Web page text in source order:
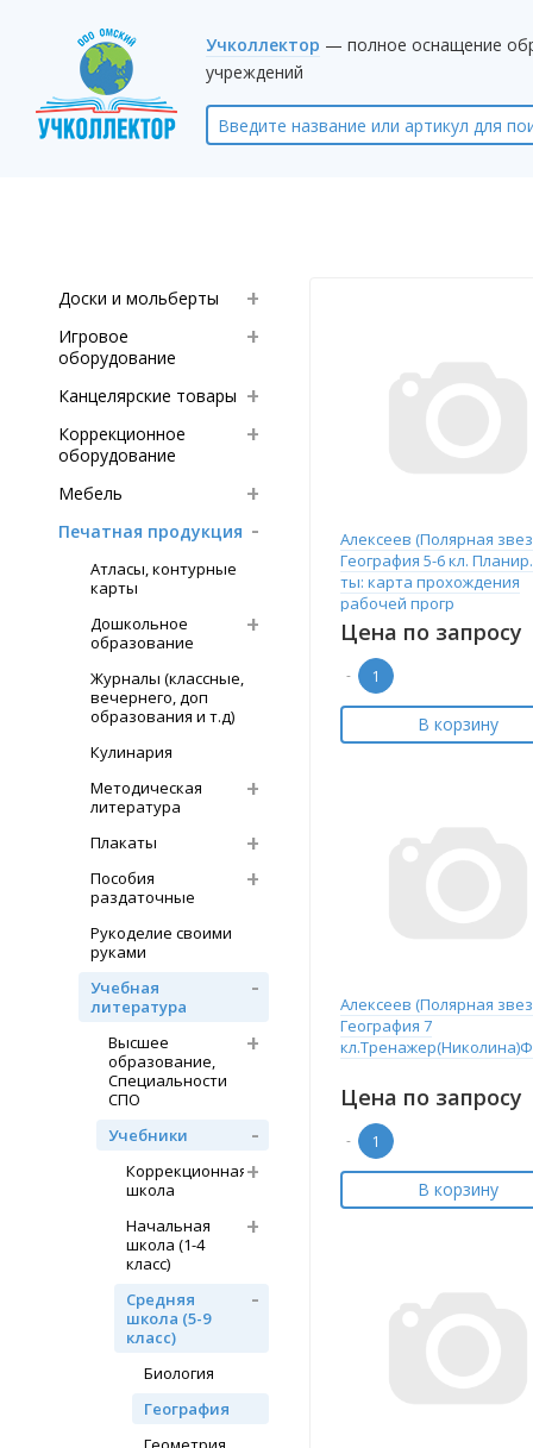
Учколлектор — полное оснащение
учреждений
Доски и мольберты
Игровое
оборудование
Канцелярские товары
Коррекционное
оборудование
Мебель
Печатная продукция
Атласы, контурные
карты
Дошкольное
образование
Журналы (классные,
вечернего, доп
образования и т.д)
Кулинария
Методическая
литература
Плакаты
Пособия
раздаточные
Рукоделие своими
руками
Учебная
литература
Высшее
образование,
Специальности
СПО
Учебники
Коррекционная
школа
Начальная
школа (1-4
класс)
Средняя
школа (5-9
класс)
Биология
География
Алексеев (Полярная
География 5-6 кл.
ты: карта прохождения
рабочей прогр
Цена по запросу
-
В корзину
Алексеев (Полярная
География 7
Цена по запросу
-
В корзину